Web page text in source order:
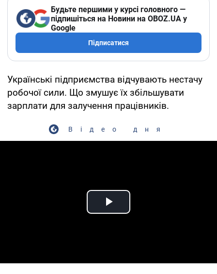
Будьте першими у курсі головного —
підпишіться на Новини на OBOZ.UA у
Google
Підписатися
Українські підприємства відчувають нестачу
робочої сили. Що змушує їх збільшувати
зарплати для залучення працівників.
Відео дня
Play Video